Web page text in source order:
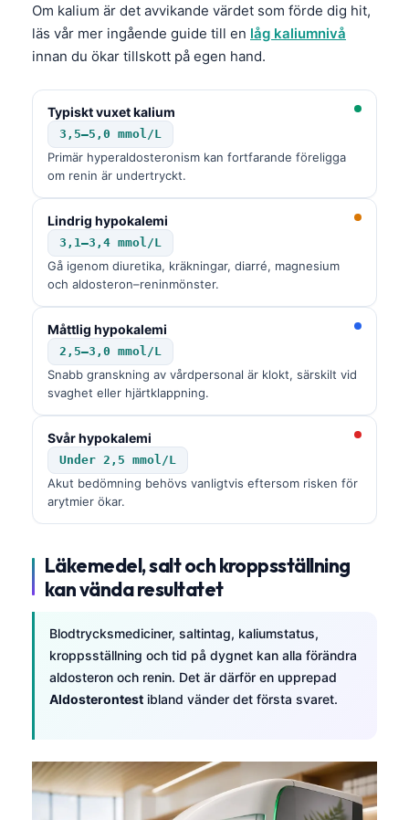
Om kalium är det avvikande värdet som förde dig hit,
läs vår mer ingående guide till en låg kaliumnivå
innan du ökar tillskott på egen hand.
Typiskt vuxet kalium
3,5–5,0 mmol/L
Primär hyperaldosteronism kan fortfarande föreligga
om renin är undertryckt.
Lindrig hypokalemi
3,1–3,4 mmol/L
Gå igenom diuretika, kräkningar, diarré, magnesium
och aldosteron–reninmönster.
Måttlig hypokalemi
2,5–3,0 mmol/L
Snabb granskning av vårdpersonal är klokt, särskilt vid
svaghet eller hjärtklappning.
Svår hypokalemi
Under 2,5 mmol/L
Akut bedömning behövs vanligtvis eftersom risken för
arytmier ökar.
Läkemedel, salt och kroppsställning
kan vända resultatet
Blodtrycksmediciner, saltintag, kaliumstatus,
kroppsställning och tid på dygnet kan alla förändra
aldosteron och renin. Det är därför en upprepad
Aldosterontest ibland vänder det första svaret.
Latviešu valoda
Македонски јазик
العربية المغربية
Afrikaans
Монгол
ພາສາລາວ
Cebuano
ئۇيغۇرچە
Кыргызча
Татар теле
Беларуская мова
Esperanto
Frysk
Norsk bokmål